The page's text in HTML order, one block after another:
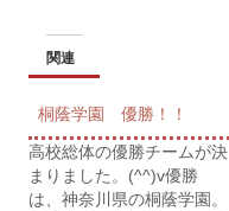
関連
桐蔭学園 優勝！！
高校総体の優勝チームが決
まりました。(^^)v優勝
は、神奈川県の桐蔭学園。